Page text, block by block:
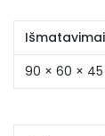
Išmatavimai
90 × 60 ×